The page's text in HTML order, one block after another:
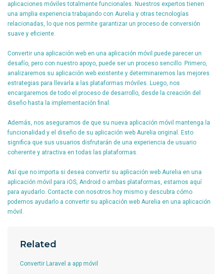
aplicaciones móviles totalmente funcionales. Nuestros expertos tienen
una amplia experiencia trabajando con Aurelia y otras tecnologías
relacionadas, lo que nos permite garantizar un proceso de conversión
suave y eficiente.
Convertir una aplicación web en una aplicación móvil puede parecer un
desafío, pero con nuestro apoyo, puede ser un proceso sencillo. Primero,
analizaremos su aplicación web existente y determinaremos las mejores
estrategias para llevarla a las plataformas móviles. Luego, nos
encargaremos de todo el proceso de desarrollo, desde la creación del
diseño hasta la implementación final.
Además, nos aseguramos de que su nueva aplicación móvil mantenga la
funcionalidad y el diseño de su aplicación web Aurelia original. Esto
significa que sus usuarios disfrutarán de una experiencia de usuario
coherente y atractiva en todas las plataformas.
Así que no importa si desea convertir su aplicación web Aurelia en una
aplicación móvil para iOS, Android o ambas plataformas, estamos aquí
para ayudarlo. Contacte con nosotros hoy mismo y descubra cómo
podemos ayudarlo a convertir su aplicación web Aurelia en una aplicación
móvil.
Related
Convertir Laravel a app móvil